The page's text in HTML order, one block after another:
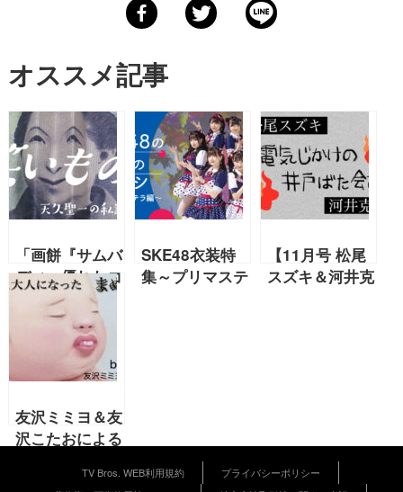
オススメ記事
「画餅『サムバ
ディ』優れたコ
ントがもたらす
リッチな時間喪
失」天久聖一の
笑いについての
ノンフィクショ
ン【笑いもの
天久聖一の私説
笑い論】第10
SKE48衣装特
集～プリマステ
【11月号 松尾
スズキ＆河井克
友沢ミミヨ＆友
沢こたおによる
「とろろ園」がTV Bros. WEB利用規約
プライバシーポリシー